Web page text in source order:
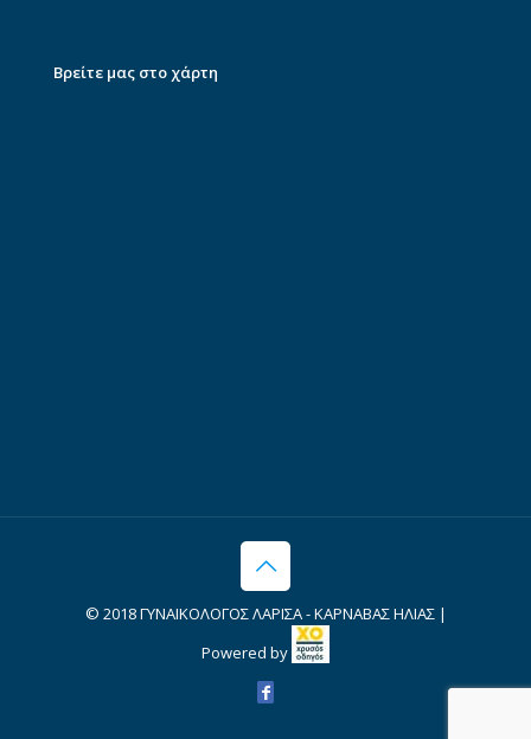
Βρείτε μας στο χάρτη
© 2018 ΓΥΝΑΙΚΟΛΟΓΟΣ ΛΑΡΙΣΑ - ΚΑΡΝΑΒΑΣ ΗΛΙΑΣ |
Powered by